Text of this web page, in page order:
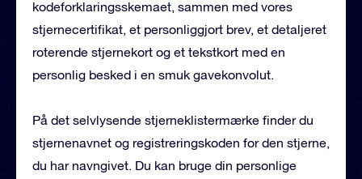
kodeforklaringsskemaet, sammen med vores
stjernecertifikat, et personliggjort brev, et detaljeret
roterende stjernekort og et tekstkort med en
personlig besked i en smuk gavekonvolut.
På det selvlysende stjerneklistermærke finder du
stjernenavnet og registreringskoden for den stjerne,
du har navngivet. Du kan bruge din personlige